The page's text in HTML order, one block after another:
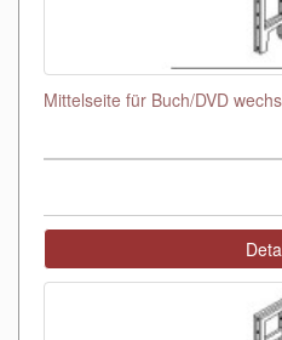
Mittelseite für Buch/DVD